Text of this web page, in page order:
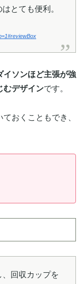
とても便利。
イソンほど主張が強
むデザインです。
おくこともでき、
回収カップを